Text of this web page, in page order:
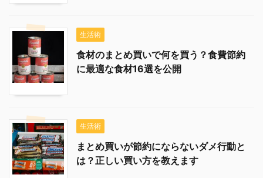
生活術
食材のまとめ買いで何を買う？食費節約
に最適な食材16選を公開
生活術
まとめ買いが節約にならないダメ行動と
は？正しい買い方を教えます